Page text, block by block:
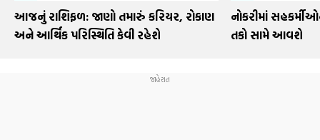
આજનું રાશિફળ: જાણો તમારું કરિયર, રોકાણ
અને આર્થિક પરિસ્થિતિ કેવી રહેશે
નોકરીમાં
તકો સામે આવશે